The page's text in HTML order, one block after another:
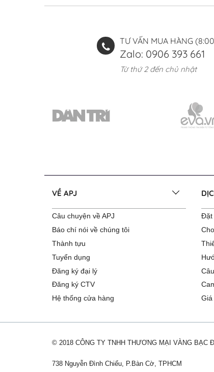
TƯ VẤN MUA HÀNG
Zalo: 0906 393 661
Từ thứ 2 đến chủ nhật
VỀ APJ
Câu chuyện về APJ
Báo chí nói về chúng tôi
Thành tựu
Tuyển dụng
Đăng ký đại lý
Đăng ký CTV
Hệ thống cửa hàng
Đặt
Giá
© 2018 CÔNG TY TNHH THƯƠNG MẠI VÀNG BẠC
738 Nguyễn Đình Chiểu, P.Bàn Cờ, TPHCM